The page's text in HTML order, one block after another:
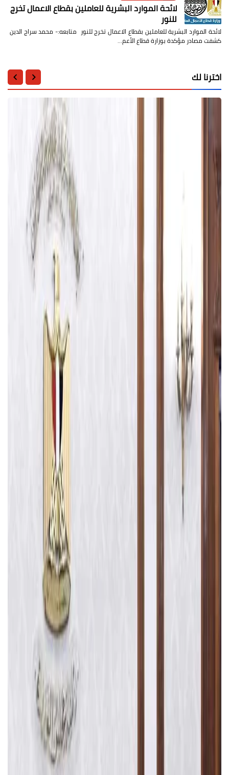
لائحة الموارد البشرية للعاملين بقطاع الاعمال تخرج
للنور
لائحة الموارد البشرية للعاملين بقطاع الاعمال تخرج للنور متابعه:- محمد سراج الدين
كشفت مصادر مؤكدة بوزارة قطاع الأعم…
اخترنا لك